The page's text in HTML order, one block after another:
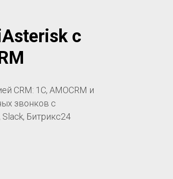
с
CRM: 1С, AMOCRM и
звонков с
Битрикс24